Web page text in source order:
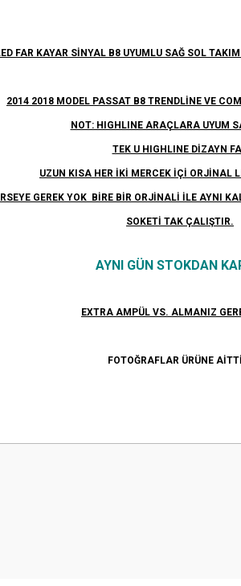
FAR KAYAR SİNYAL B8 UYUMLU SAĞ SOL
2014 2018 MODEL PASSAT B8 TRENDLİNE VE
NOT: HIGHLINE ARAÇLARA UYUM
TEK U HIGHLINE DİZAYN
UZUN KISA HER İKİ MERCEK İÇİ ORJİNAL
GEREK YOK BİRE BİR ORJİNALİ İLE AYNI
SOKETİ TAK ÇALIŞTIR.
AYNI GÜN STOKDAN
EXTRA AMPÜL VS. ALMANIZ
FOTOĞRAFLAR ÜRÜNE